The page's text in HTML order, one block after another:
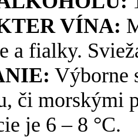
VÍNA:
a fialky.
Výborne
či morskými
je 6 – 8 °C.